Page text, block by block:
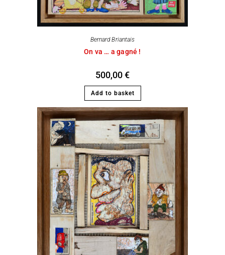
Bernard Briantais
On va … a gagné !
500,00€
Add to basket